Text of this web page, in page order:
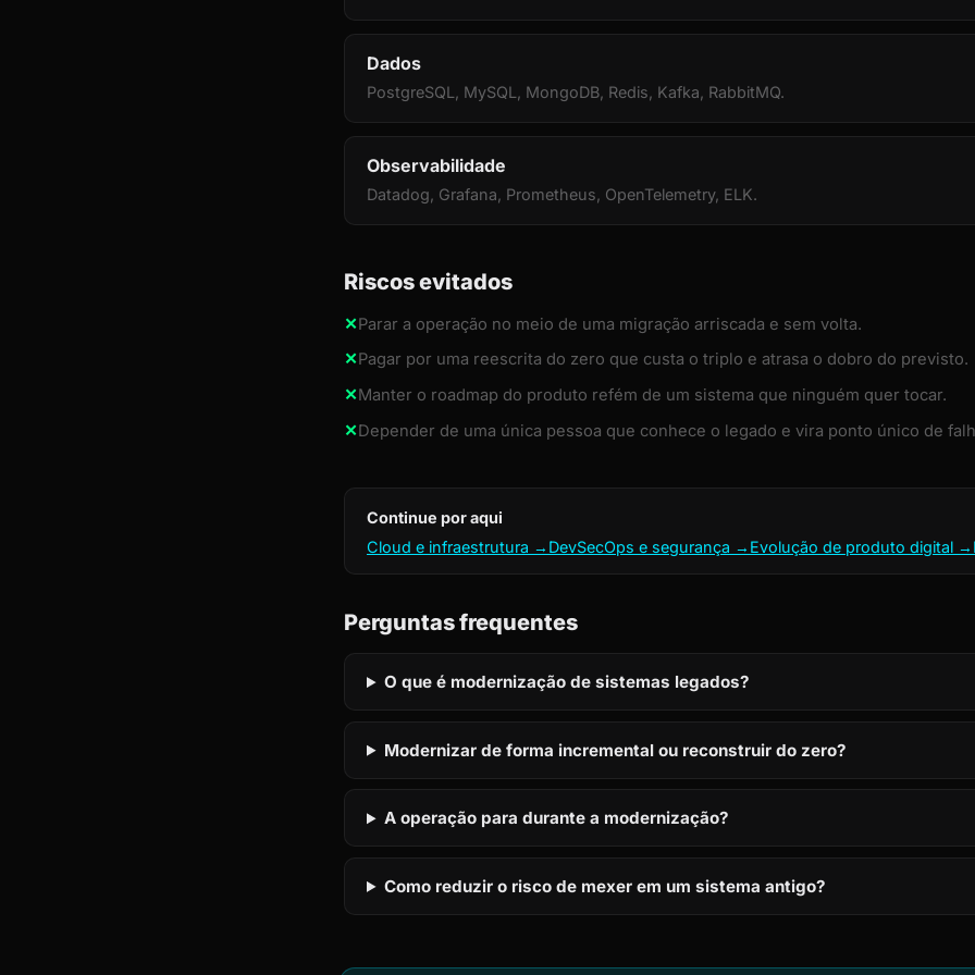
Dados
PostgreSQL, MySQL, MongoDB, Redis, Kafka, RabbitMQ.
Observabilidade
Datadog, Grafana, Prometheus, OpenTelemetry, ELK.
Riscos evitados
✕Parar a operação no meio de uma migração arriscada e sem volta.
✕Pagar por uma reescrita do zero que custa o triplo e atrasa o dobro do previsto.
✕Manter o roadmap do produto refém de um sistema que ninguém quer tocar.
✕Depender de uma única pessoa que conhece o legado e vira ponto único de
Continue por aqui
Cloud e infraestrutura → DevSecOps e segurança → Evolução de produto digital →
Perguntas frequentes
O que é modernização de sistemas legados?
Modernizar de forma incremental ou reconstruir do zero?
A operação para durante a modernização?
Como reduzir o risco de mexer em um sistema antigo?